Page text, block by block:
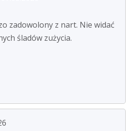
zadowolony z nart. Nie widać
śladów zużycia.